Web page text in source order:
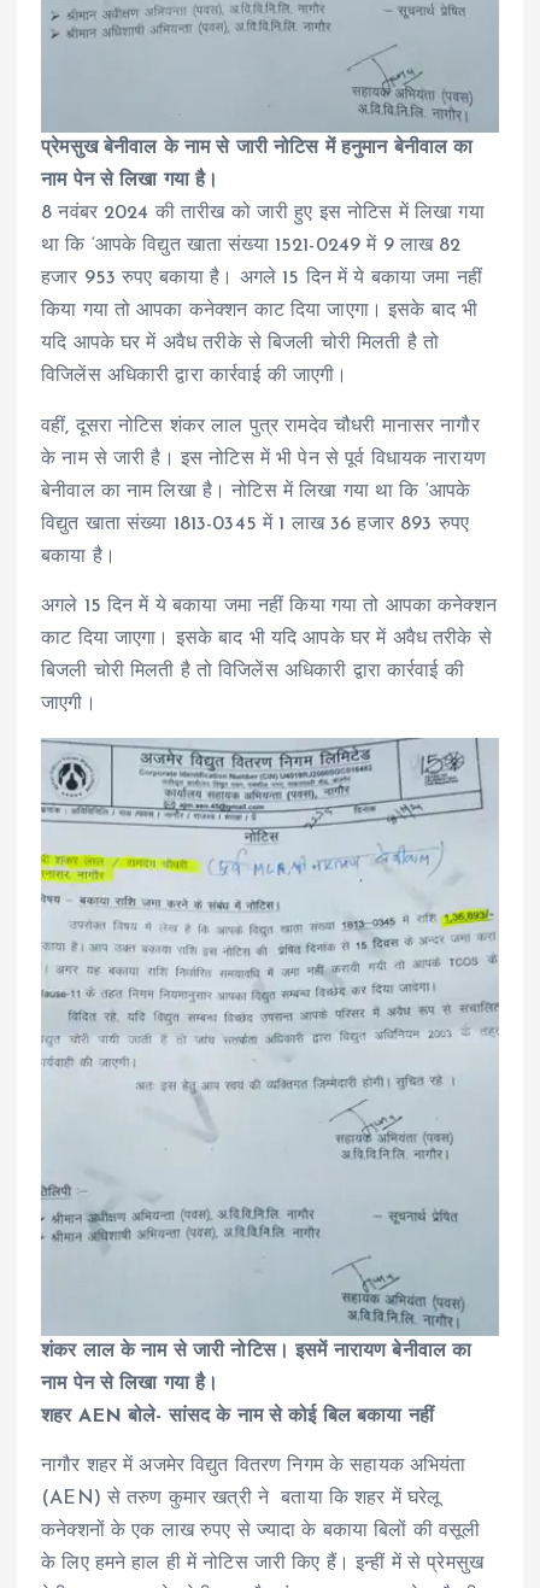
प्रेमसुख बेनीवाल के नाम से जारी नोटिस में हनुमान बेनीवाल का
नाम पेन से लिखा गया है।
8 नवंबर 2024 की तारीख को जारी हुए इस नोटिस में लिखा गया
था कि ‘आपके विद्युत खाता संख्या 1521-0249 में 9 लाख 82
हजार 953 रुपए बकाया है। अगले 15 दिन में ये बकाया जमा नहीं
किया गया तो आपका कनेक्शन काट दिया जाएगा। इसके बाद भी
यदि आपके घर में अवैध तरीके से बिजली चोरी मिलती है तो
विजिलेंस अधिकारी द्वारा कार्रवाई की जाएगी।
वहीं, दूसरा नोटिस शंकर लाल पुत्र रामदेव चौधरी मानासर नागौर
के नाम से जारी है। इस नोटिस में भी पेन से पूर्व विधायक नारायण
बेनीवाल का नाम लिखा है। नोटिस में लिखा गया था कि ‘आपके
विद्युत खाता संख्या 1813-0345 में 1 लाख 36 हजार 893 रुपए
बकाया है।
अगले 15 दिन में ये बकाया जमा नहीं किया गया तो आपका कनेक्शन
काट दिया जाएगा। इसके बाद भी यदि आपके घर में अवैध तरीके से
बिजली चोरी मिलती है तो विजिलेंस अधिकारी द्वारा कार्रवाई की
जाएगी।
शंकर लाल के नाम से जारी नोटिस। इसमें नारायण बेनीवाल का
नाम पेन से लिखा गया है।
शहर AEN बोले- सांसद के नाम से कोई बिल बकाया नहीं
नागौर शहर में अजमेर विद्युत वितरण निगम के सहायक अभियंता
(AEN) से तरुण कुमार खत्री ने बताया कि शहर में घरेलू
कनेक्शनों के एक लाख रुपए से ज्यादा के बकाया बिलों की वसूली
के लिए हमने हाल ही में नोटिस जारी किए हैं। इन्हीं में से प्रेमसुख